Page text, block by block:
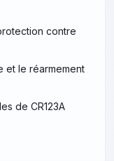
contre
et le réarmement
de CR123A